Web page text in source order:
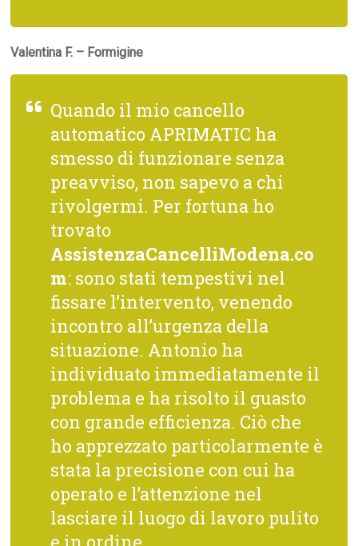
Valentina F. – Formigine
Quando il mio cancello
automatico APRIMATIC ha
smesso di funzionare senza
preavviso, non sapevo a chi
rivolgermi. Per fortuna ho
trovato
AssistenzaCancelliModena.co
m: sono stati tempestivi nel
fissare l’intervento, venendo
incontro all’urgenza della
situazione. Antonio ha
individuato immediatamente il
problema e ha risolto il guasto
con grande efficienza. Ciò che
ho apprezzato particolarmente è
stata la precisione con cui ha
operato e l’attenzione nel
lasciare il luogo di lavoro pulito